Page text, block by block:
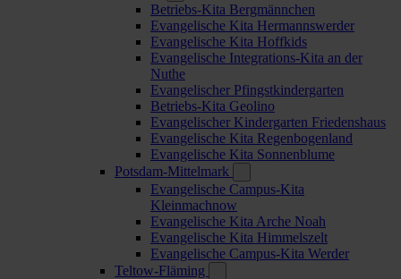
Betriebs-Kita Bergmännchen
Evangelische Kita Hermannswerder
Evangelische Kita Hoffkids
Evangelische Integrations-Kita an der
Nuthe
Evangelischer Pfingstkindergarten
Betriebs-Kita Geolino
Evangelischer Kindergarten Friedenshaus
Evangelische Kita Regenbogenland
Evangelische Kita Sonnenblume
Potsdam-Mittelmark
Evangelische Campus-Kita
Kleinmachnow
Evangelische Kita Arche Noah
Evangelische Kita Himmelszelt
Evangelische Campus-Kita Werder
Teltow-Fläming